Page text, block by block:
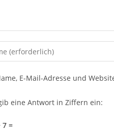
E-Mail-Adresse und
eine Antwort in Ziffern ein:
7 =